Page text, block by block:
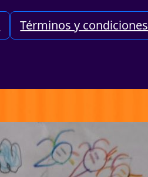
Términos y condiciones